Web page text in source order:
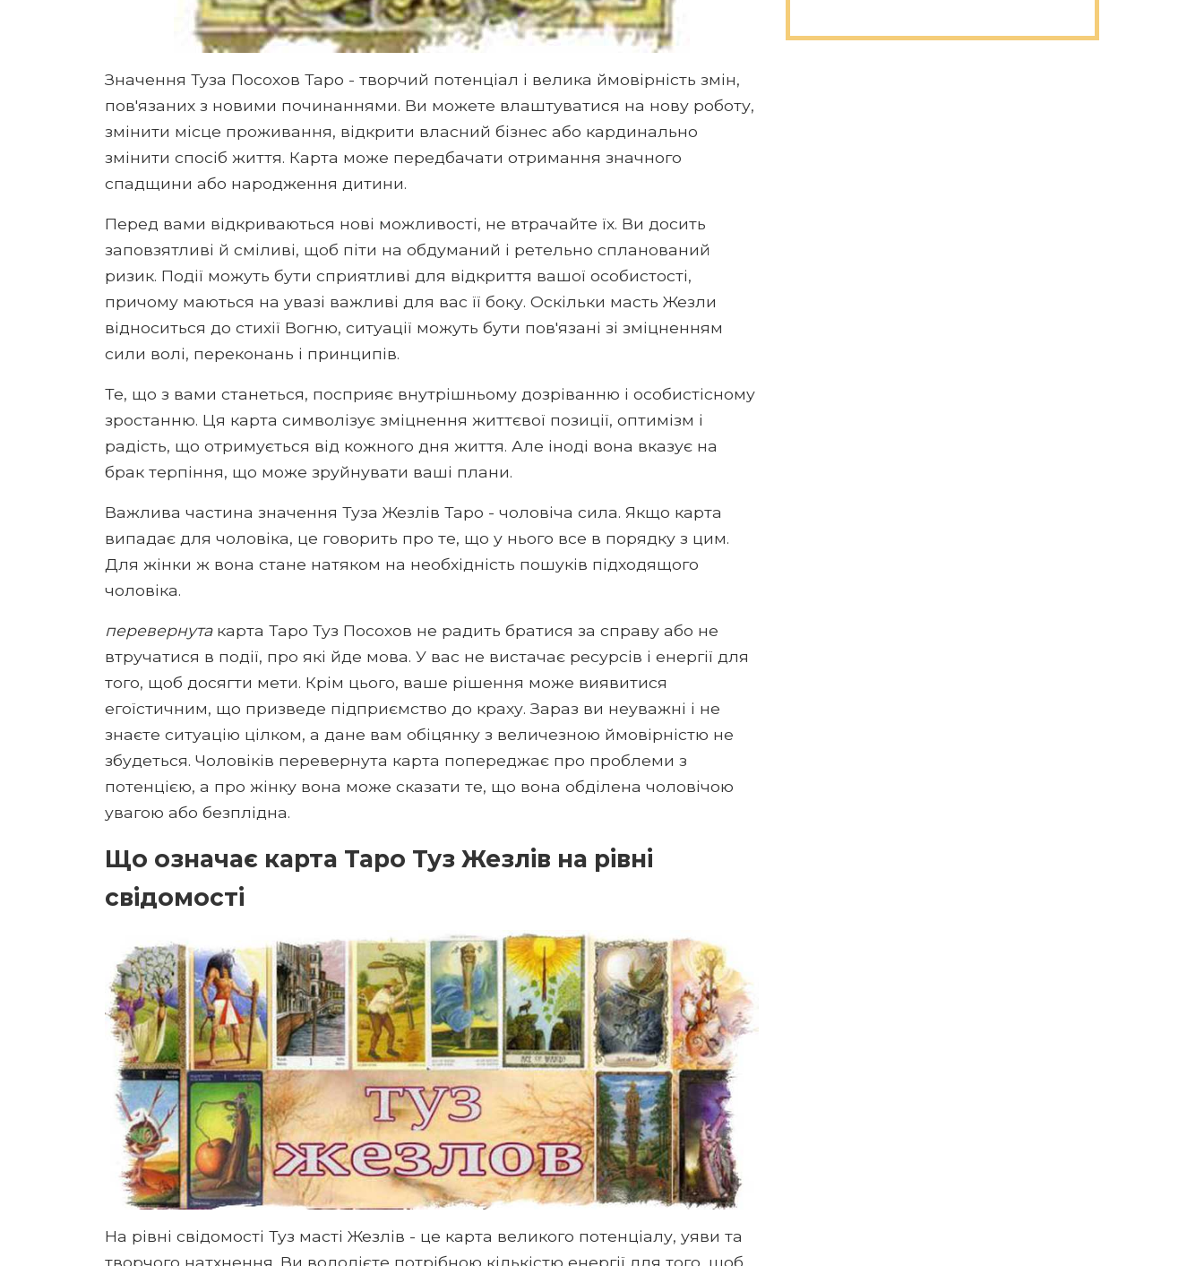
Значення Туза Посохов Таро - творчий потенціал і велика ймовірність змін,
пов'язаних з новими починаннями. Ви можете влаштуватися на нову роботу,
змінити місце проживання, відкрити власний бізнес або кардинально
змінити спосіб життя. Карта може передбачати отримання значного
спадщини або народження дитини.
Перед вами відкриваються нові можливості, не втрачайте їх. Ви досить
заповзятливі й сміливі, щоб піти на обдуманий і ретельно спланований
ризик. Події можуть бути сприятливі для відкриття вашої особистості,
причому маються на увазі важливі для вас її боку. Оскільки масть Жезли
відноситься до стихії Вогню, ситуації можуть бути пов'язані зі зміцненням
сили волі, переконань і принципів.
Те, що з вами станеться, посприяє внутрішньому дозріванню і особистісному
зростанню. Ця карта символізує зміцнення життєвої позиції, оптимізм і
радість, що отримується від кожного дня життя. Але іноді вона вказує на
брак терпіння, що може зруйнувати ваші плани.
Важлива частина значення Туза Жезлів Таро - чоловіча сила. Якщо карта
випадає для чоловіка, це говорить про те, що у нього все в порядку з цим.
Для жінки ж вона стане натяком на необхідність пошуків підходящого
чоловіка.
перевернутакарта Таро Туз Посохов не радить братися за справу або не
втручатися в події, про які йде мова. У вас не вистачає ресурсів і енергії для
того, щоб досягти мети. Крім цього, ваше рішення може виявитися
егоїстичним, що призведе підприємство до краху. Зараз ви неуважні і не
знаєте ситуацію цілком, а дане вам обіцянку з величезною ймовірністю не
збудеться. Чоловіків перевернута карта попереджає про проблеми з
потенцією, а про жінку вона може сказати те, що вона обділена чоловічою
увагою або безплідна.
Що означає карта Таро Туз Жезлів на рівні
свідомості
На рівні свідомості Туз масті Жезлів - це карта великого потенціалу, уяви та
творчого натхнення. Ви володієте потрібною кількістю енергії для того, щоб